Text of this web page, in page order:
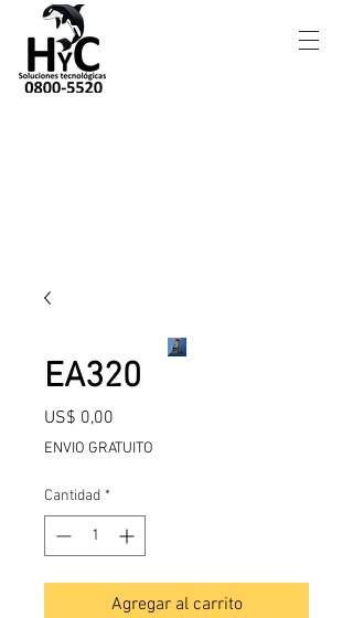
EA320
US$ 0,00
ENVIO GRATUITO
Cantidad *
Agregar al carrito